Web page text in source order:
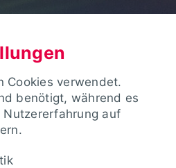
Cookies verwendet.
benötigt, während es
Nutzererfahrung auf